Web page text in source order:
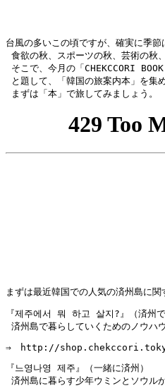
台風の多いこの頃ですが、確実に季節
食欲の秋、スポーツの秋、芸術の秋
そこで、今月の「CHEKCCORI
と題して、「韓国の旅案内本」を集
まずは「本」で旅してみましょう。
まずは最近韓国での人気の済州島に関
『제주에서 뭐 하고 살지?』（済州
済州島で暮らしていくためのノウハ
⇒　http://
『느영나영 제주』（一緒に済州）
済州島に暮らす少年ウミンとソウル